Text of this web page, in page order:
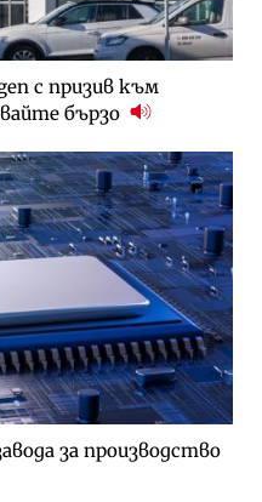
с призив към
бързо
за производство